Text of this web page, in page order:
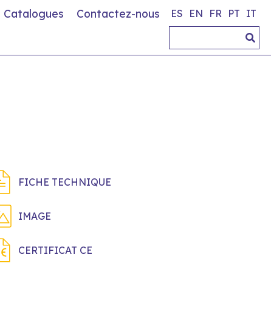
Catalogues Contactez-nous ES EN FR PT IT
FICHE TECHNIQUE
IMAGE
CERTIFICAT CE